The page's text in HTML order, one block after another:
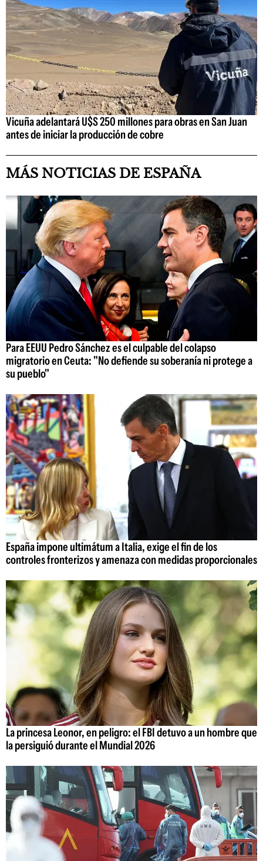
Vicuña adelantará U$S 250 millones para obras en San Juan
antes de iniciar la producción de cobre
MÁS NOTICIAS DE ESPAÑA
Para EEUU Pedro Sánchez es el culpable del colapso
migratorio en Ceuta: "No defiende su soberanía ni protege a
su pueblo"
España impone ultimátum a Italia, exige el fin de los
controles fronterizos y amenaza con medidas proporcionales
La princesa Leonor, en peligro: el FBI detuvo a un hombre que
la persiguió durante el Mundial 2026